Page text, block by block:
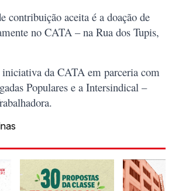
contribuição aceita é a doação de
no CATA – na Rua dos Tupis,
da CATA em parceria com
Populares e a Intersindical –